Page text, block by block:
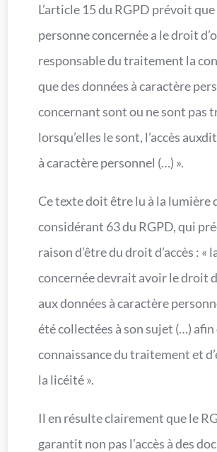
L’article 15 du RGPD prévoit que
personne concernée a le droit
responsable du traitement la
que des données à caractère
concernant sont ou ne sont pas
lorsqu’elles le sont, l’accès
à caractère personnel (…) ».
Ce texte doit être lu à la lumière
considérant 63 du RGPD, qui
raison d’être du droit d’accès : «
concernée devrait avoir le droit
aux données à caractère
été collectées à son sujet (…)
connaissance du traitement et
la licéité ».
Il en résulte clairement que le
garantit non pas l’accès à des